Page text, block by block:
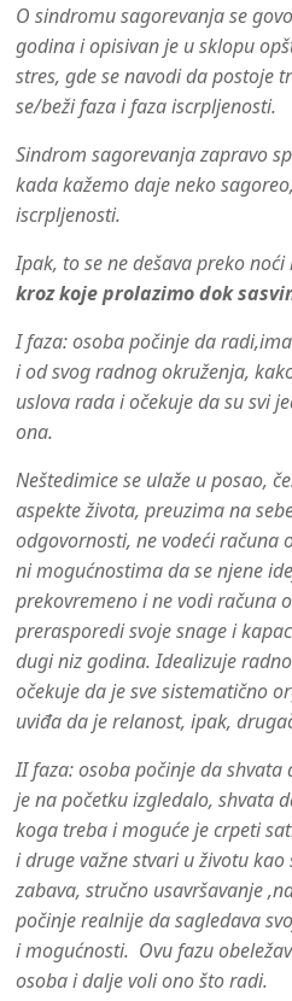
O sindromu sagorevanja se
godina i opisivan je u sklopu
stres, gde se navodi da postoje
se/beži faza i faza iscrpljenosti.
Sindrom sagorevanja zapravo
kada kažemo daje neko
iscrpljenosti.
Ipak, to se ne dešava preko
kroz koje prolazimo dok
I faza: osoba počinje da
i od svog radnog okruženja,
uslova rada i očekuje da su svi
ona.
Neštedimice se ulaže u posao,
aspekte života, preuzima na
odgovornosti, ne vodeći
ni mogućnostima da se njene
prekovremeno i ne vodi računa
prerasporedi svoje snage i
dugi niz godina. Idealizuje
očekuje da je sve sistematično
uviđa da je relanost, ipak,
II faza: osoba počinje da
je na početku izgledalo, shvata
koga treba i moguće je crpeti
i druge važne stvari u životu
zabava, stručno usavršavanje
počinje realnije da sagledava
i mogućnosti. Ovu fazu
osoba i dalje voli ono što radi.